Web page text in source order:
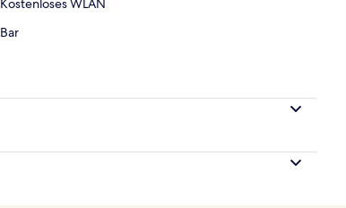
Kostenloses WLAN
Bar